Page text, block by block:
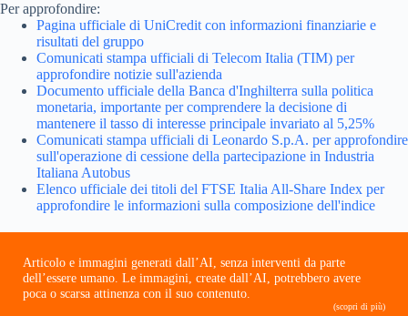
Per approfondire:
Pagina ufficiale di UniCredit con informazioni finanziarie e
risultati del gruppo
Comunicati stampa ufficiali di Telecom Italia (TIM) per
approfondire notizie sull'azienda
Documento ufficiale della Banca d'Inghilterra sulla politica
monetaria, importante per comprendere la decisione di
mantenere il tasso di interesse principale invariato al 5,25%
Comunicati stampa ufficiali di Leonardo S.p.A. per approfondire
sull'operazione di cessione della partecipazione in Industria
Italiana Autobus
Elenco ufficiale dei titoli del FTSE Italia All-Share Index per
approfondire le informazioni sulla composizione dell'indice
Articolo e immagini generati dall’AI, senza interventi da parte
dell’essere umano. Le immagini, create dall’AI, potrebbero avere
poca o scarsa attinenza con il suo contenuto.
(scopri di più)